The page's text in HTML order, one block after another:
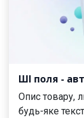
ШІ поля -
Опис товару,
будь-яке